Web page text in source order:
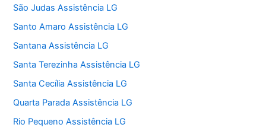
São Judas Assistência LG
Santo Amaro Assistência LG
Santana Assistência LG
Santa Terezinha Assistência LG
Santa Cecília Assistência LG
Quarta Parada Assistência LG
Rio Pequeno Assistência LG